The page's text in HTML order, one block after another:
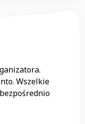
Wszelkie